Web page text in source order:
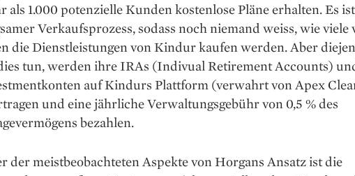
als 1.000 potenzielle Kunden kostenlose Pläne erhalten. Es
Verkaufsprozess, sodass noch niemand weiss, wie viele
die Dienstleistungen von Kindur kaufen werden. Aber
tun, werden ihre IRAs (Indivual Retirement Accounts)
auf Kindurs Plattform (verwahrt von Apex
und eine jährliche Verwaltungsgebühr von 0,5 % des
bezahlen.
der ­meistbeobachteten Aspekte von Horgans Ansatz ist die